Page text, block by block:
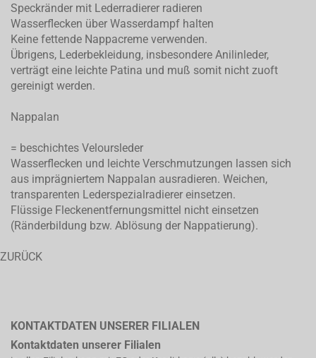
Speckränder mit Lederradierer radieren
Wasserflecken über Wasserdampf halten
Keine fettende Nappacreme verwenden.
Übrigens, Lederbekleidung, insbesondere Anilinleder,
verträgt eine leichte Patina und muß somit nicht zuoft
gereinigt werden.
Nappalan
= beschichtes Veloursleder
Wasserflecken und leichte Verschmutzungen lassen sich
aus imprägniertem Nappalan ausradieren. Weichen,
transparenten Lederspezialradierer einsetzen.
Flüssige Fleckenentfernungsmittel nicht einsetzen
(Ränderbildung bzw. Ablösung der Nappatierung).
ZURÜCK
KONTAKTDATEN UNSERER FILIALEN
Kontaktdaten unserer Filialen